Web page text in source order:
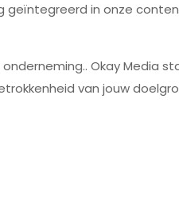
geïntegreerd in onze
Okay Media
van jouw